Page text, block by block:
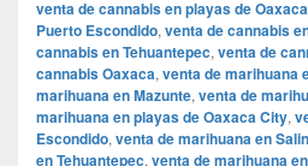
venta de cannabis en playas de
Puerto Escondido, venta de cannabis
cannabis en Tehuantepec, venta de
cannabis Oaxaca, venta de marihuana
marihuana en Mazunte, venta de
marihuana en playas de Oaxaca City,
Escondido, venta de marihuana en
en Tehuantepec, venta de marihuana